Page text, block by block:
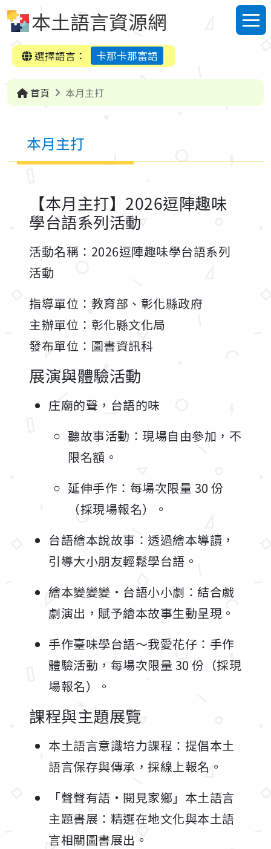
本土語言資源網
選單
選擇語言：
卡那卡那富語
首頁 本月主打
本月主打
【本月主打】2026逗陣趣味
學台語系列活動
活動名稱：2026逗陣趣味學台語系列
活動
指導單位：教育部、彰化縣政府
主辦單位：彰化縣文化局
發布單位：圖書資訊科
展演與體驗活動
庄廟的聲，台語的味
聽故事活動：現場自由參加，不
限名額。
延伸手作：每場次限量 30 份
（採現場報名）。
台語繪本說故事：透過繪本導讀，
引導大小朋友輕鬆學台語。
繪本變變變・台語小小劇：結合戲
劇演出，賦予繪本故事生動呈現。
手作臺味學台語～我愛花仔：手作
體驗活動，每場次限量 30 份（採現
場報名）。
課程與主題展覽
本土語言意識培力課程：提倡本土
語言保存與傳承，採線上報名。
「聲聲有語・閱見家鄉」本土語言
主題書展：精選在地文化與本土語
言相關圖書展出。